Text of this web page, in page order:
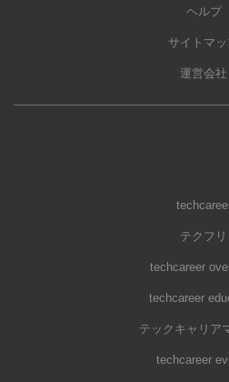
ヘルプ
サイトマ
運営会社
テクフリ
techcareer
techcareer
テックキャリア
techcareer